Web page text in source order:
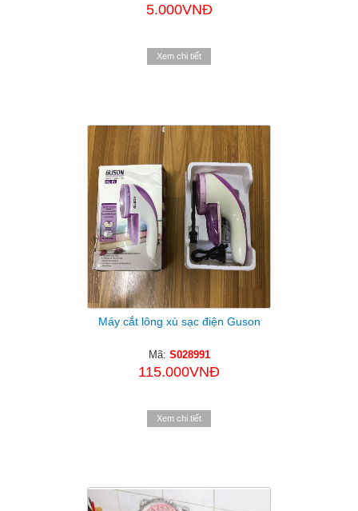
5.000VNĐ
Xem chi tiết
Máy cắt lông xù sạc điện Guson
Mã: S028991
115.000VNĐ
Xem chi tiết